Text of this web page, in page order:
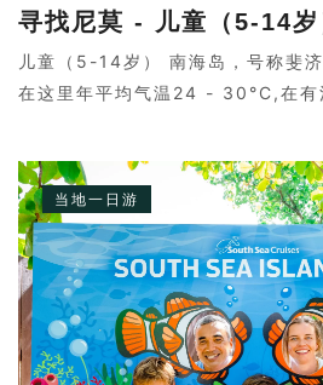
寻找尼莫 - 儿童（5-14岁
儿童（5-14岁） 南海岛，号称斐济
在这里年平均气温24 - 30°C,在有
当地一日游